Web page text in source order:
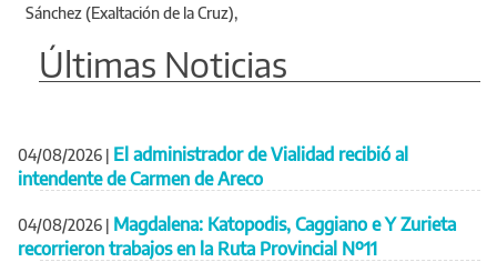
Sánchez (Exaltación de la Cruz),
Últimas Noticias
04/08/2026 | El administrador de Vialidad recibió al
intendente de Carmen de Areco
04/08/2026 | Magdalena: Katopodis, Caggiano e Y Zurieta
recorrieron trabajos en la Ruta Provincial Nº11